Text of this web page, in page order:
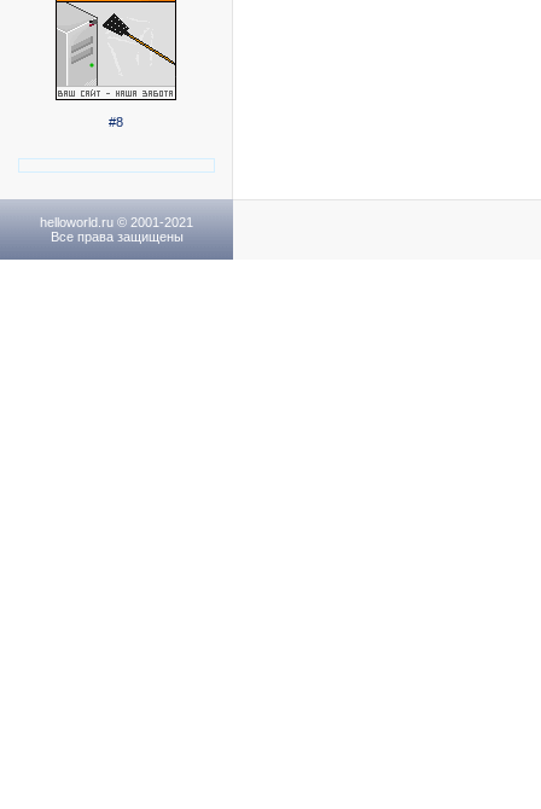
#8
helloworld.ru © 2001-2021
Все права защищены